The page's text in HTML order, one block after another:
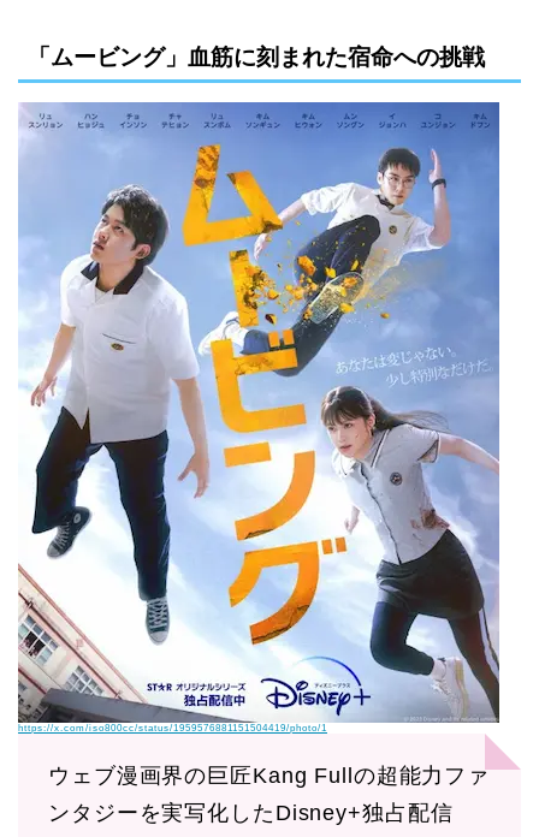
「ムービング」血筋に刻まれた宿命への挑戦
https://x.com/iso800cc/status/1959576881151504419/photo/1
ウェブ漫画界の巨匠Kang Fullの超能力ファ
ンタジーを実写化したDisney+独占配信